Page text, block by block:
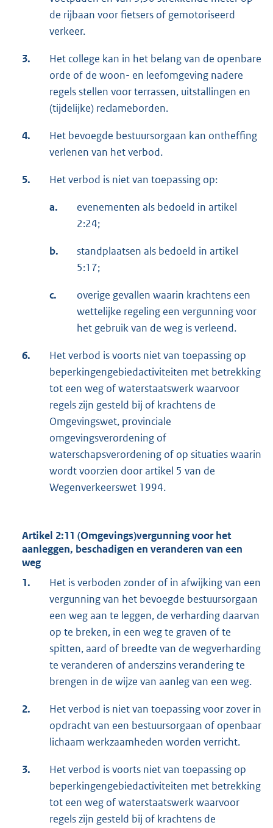
de rijbaan voor fietsers of gemotoriseerd
verkeer.
3.
Het college kan in het belang van de openbare
orde of de woon- en leefomgeving nadere
regels stellen voor terrassen, uitstallingen en
(tijdelijke) reclameborden.
4.
Het bevoegde bestuursorgaan kan ontheffing
verlenen van het verbod.
5. Het verbod is niet van toepassing op:
a.
evenementen als bedoeld in artikel
2:24;
b.
standplaatsen als bedoeld in artikel
5:17;
c.
overige gevallen waarin krachtens een
wettelijke regeling een vergunning voor
het gebruik van de weg is verleend.
6.
Het verbod is voorts niet van toepassing op
beperkingengebiedactiviteiten met betrekking
tot een weg of waterstaatswerk waarvoor
regels zijn gesteld bij of krachtens de
Omgevingswet, provinciale
omgevingsverordening of
waterschapsverordening of op situaties waarin
wordt voorzien door artikel 5 van de
Wegenverkeerswet 1994.
Artikel 2:11 (Omgevings)vergunning voor het
aanleggen, beschadigen en veranderen van een
weg
1.
Het is verboden zonder of in afwijking van een
vergunning van het bevoegde bestuursorgaan
een weg aan te leggen, de verharding daarvan
op te breken, in een weg te graven of te
spitten, aard of breedte van de wegverharding
te veranderen of anderszins verandering te
brengen in de wijze van aanleg van een weg.
2.
Het verbod is niet van toepassing voor zover in
opdracht van een bestuursorgaan of openbaar
lichaam werkzaamheden worden verricht.
3.
Het verbod is voorts niet van toepassing op
beperkingengebiedactiviteiten met betrekking
tot een weg of waterstaatswerk waarvoor
regels zijn gesteld bij of krachtens de